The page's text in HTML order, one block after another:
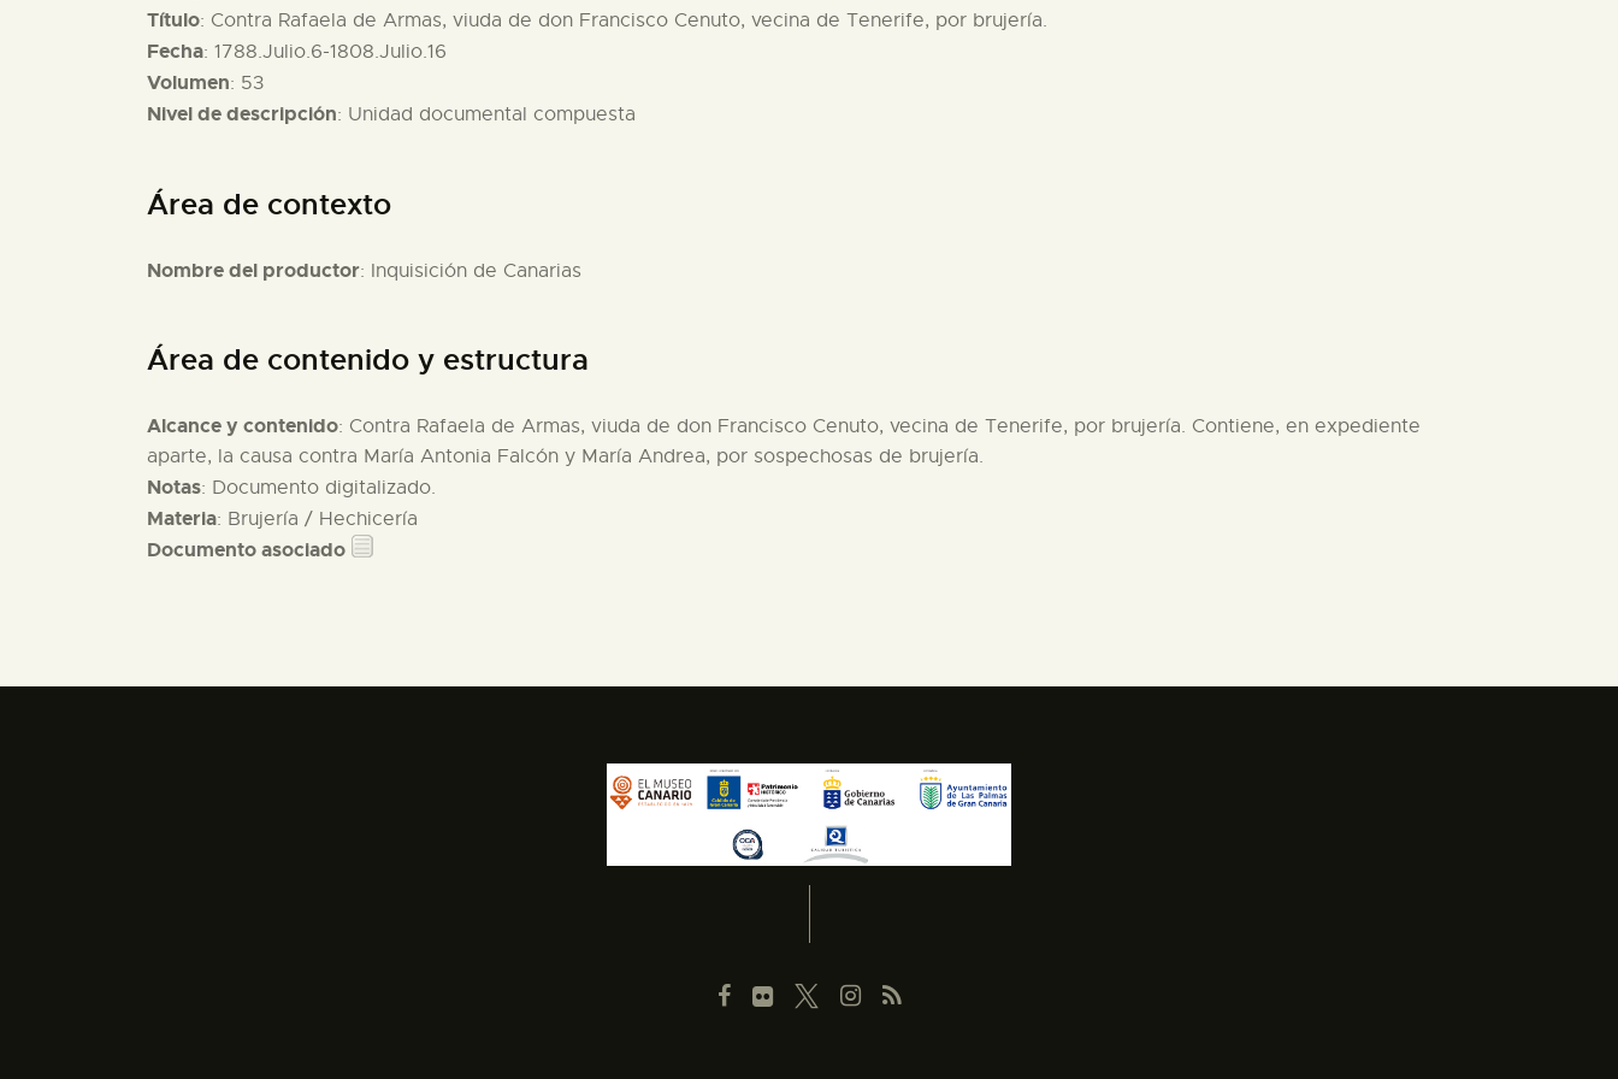
Título: Contra Rafaela de Armas, viuda de don Francisco Cenuto, vecina de Tenerife, por brujería.
Fecha: 1788.Julio.6-1808.Julio.16
Volumen: 53
Nivel de descripción: Unidad documental compuesta
Área de contexto
Nombre del productor: Inquisición de Canarias
Área de contenido y estructura
Alcance y contenido: Contra Rafaela de Armas, viuda de don Francisco Cenuto, vecina de Tenerife, por brujería. Contiene, en expediente
aparte, la causa contra María Antonia Falcón y María Andrea, por sospechosas de brujería.
Notas: Documento digitalizado.
Materia: Brujería / Hechicería
Documento asociado